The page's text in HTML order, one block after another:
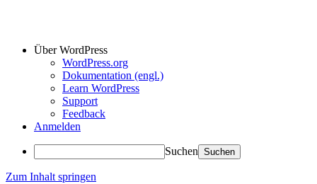
Über WordPress
WordPress.org
Dokumentation (engl.)
Learn WordPress
Support
Feedback
Anmelden
Suchen
Zum Inhalt springen